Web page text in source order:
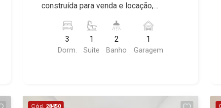
construída para venda e locação,
Tibério, Ribeirão Preto/SP. Conheça as
características deste imóvel que a
Martinelli Imobiliária selecionou para
ambientes - Cozinha - Despensa - Área
3
Dorm.
1
Suite
2
Banho
1
Garagem
Cód. 28450